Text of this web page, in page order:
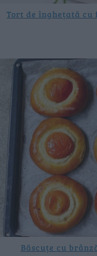
Tort de înghețată
Băscuțe cu